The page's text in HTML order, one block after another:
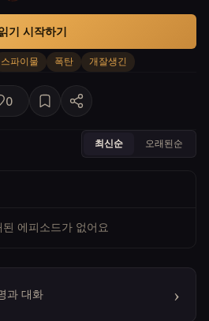
스파이물 폭탄 개잘생긴
기 시작하기
0
최신순 오래된순
된 에피소드가 없어요
과 대화 ›